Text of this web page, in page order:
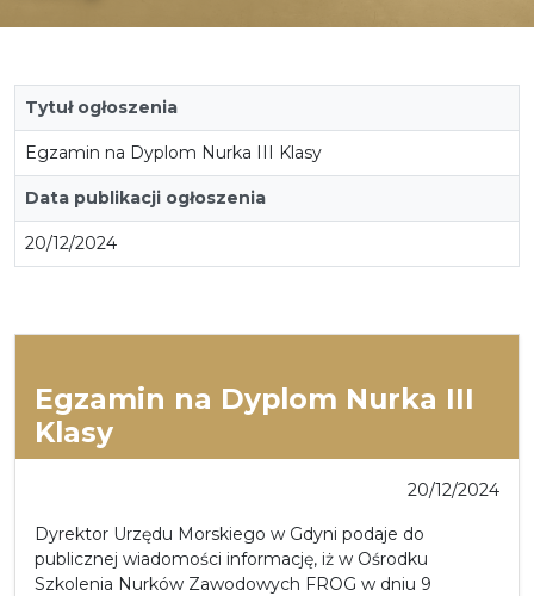
Tytuł ogłoszenia
Egzamin na Dyplom Nurka III Klasy
Data publikacji ogłoszenia
20/12/2024
Egzamin na Dyplom Nurka III
Klasy
20/12/2024
Dyrektor Urzędu Morskiego w Gdyni podaje do
publicznej wiadomości informację, iż w Ośrodku
Szkolenia Nurków Zawodowych FROG w dniu 9